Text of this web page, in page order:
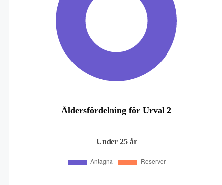
Åldersfördelning för Urval 2
Under 25 år